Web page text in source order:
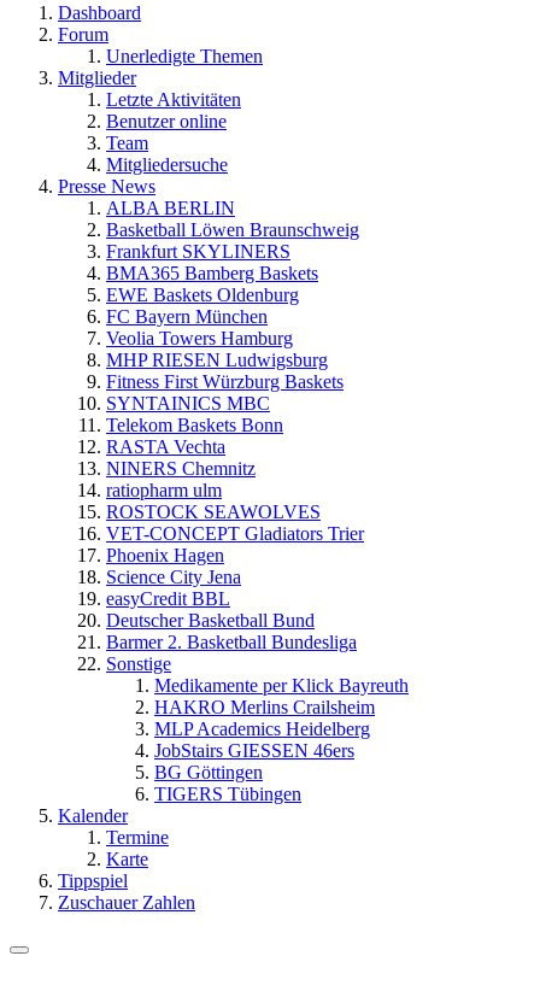
Dashboard
Forum
Unerledigte Themen
Mitglieder
Letzte Aktivitäten
Benutzer online
Team
Mitgliedersuche
Presse News
ALBA BERLIN
Basketball Löwen Braunschweig
Frankfurt SKYLINERS
BMA365 Bamberg Baskets
EWE Baskets Oldenburg
FC Bayern München
Veolia Towers Hamburg
MHP RIESEN Ludwigsburg
Fitness First Würzburg Baskets
SYNTAINICS MBC
Telekom Baskets Bonn
RASTA Vechta
NINERS Chemnitz
ratiopharm ulm
ROSTOCK SEAWOLVES
VET-CONCEPT Gladiators Trier
Phoenix Hagen
Science City Jena
easyCredit BBL
Deutscher Basketball Bund
Barmer 2. Basketball Bundesliga
Sonstige
Medikamente per Klick Bayreuth
HAKRO Merlins Crailsheim
MLP Academics Heidelberg
JobStairs GIESSEN 46ers
BG Göttingen
TIGERS Tübingen
Kalender
Termine
Karte
Tippspiel
Zuschauer Zahlen